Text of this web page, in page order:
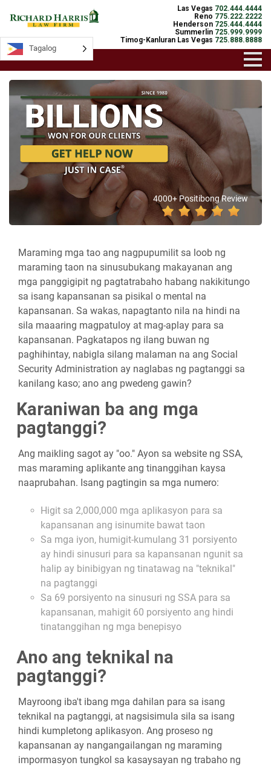
Las Vegas 702.444.4444
Reno 775.222.2222
Henderson 725.444.4444
Summerlin 725.999.9999
Timog-Kanluran Las Vegas 725.888.8888
4000+ Positibong Review
Maraming mga tao ang nagpupumilit sa loob ng
maraming taon na sinusubukang makayanan ang
mga panggigipit ng pagtatrabaho habang nakikitungo
sa isang kapansanan sa pisikal o mental na
kapansanan. Sa wakas, napagtanto nila na hindi na
sila maaaring magpatuloy at mag-aplay para sa
kapansanan. Pagkatapos ng ilang buwan ng
paghihintay, nabigla silang malaman na ang Social
Security Administration ay naglabas ng pagtanggi sa
kanilang kaso; ano ang pwedeng gawin?
Karaniwan ba ang mga
pagtanggi?
Ang maikling sagot ay "oo." Ayon sa website ng SSA,
mas maraming aplikante ang tinanggihan kaysa
naaprubahan. Isang pagtingin sa mga numero:
Higit sa 2,000,000 mga aplikasyon para sa
kapansanan ang isinumite bawat taon
Sa mga iyon, humigit-kumulang 31 porsiyento
ay hindi sinusuri para sa kapansanan ngunit sa
halip ay binibigyan ng tinatawag na "teknikal"
na pagtanggi
Sa 69 porsiyento na sinusuri ng SSA para sa
kapansanan, mahigit 60 porsiyento ang hindi
tinatanggihan ng mga benepisyo
Ano ang teknikal na
pagtanggi?
Mayroong iba't ibang mga dahilan para sa isang
teknikal na pagtanggi, at nagsisimula sila sa isang
hindi kumpletong aplikasyon. Ang proseso ng
kapansanan ay nangangailangan ng maraming
impormasyon tungkol sa kasaysayan ng trabaho ng
Tagalog